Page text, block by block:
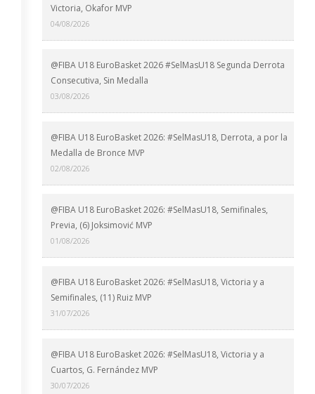
Victoria, Okafor MVP
04/08/2026
@FIBA U18 EuroBasket 2026 #SelMasU18 Segunda Derrota
Consecutiva, Sin Medalla
03/08/2026
@FIBA U18 EuroBasket 2026: #SelMasU18, Derrota, a por la
Medalla de Bronce MVP
02/08/2026
@FIBA U18 EuroBasket 2026: #SelMasU18, Semifinales,
Previa, (6) Joksimović MVP
01/08/2026
@FIBA U18 EuroBasket 2026: #SelMasU18, Victoria y a
Semifinales, (11) Ruiz MVP
31/07/2026
@FIBA U18 EuroBasket 2026: #SelMasU18, Victoria y a
Cuartos, G. Fernández MVP
30/07/2026